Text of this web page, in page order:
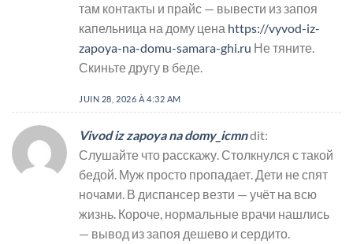
там контакты и прайс — вывести из запоя
капельница на дому цена https://vyvod-iz-
zapoya-na-domu-samara-ghi.ru Не тяните.
Скиньте другу в беде.
JUIN 28, 2026 À 4:32 AM
Vivod iz zapoya na domy_icmndit:
Слушайте что расскажу. Столкнулся с такой
бедой. Муж просто пропадает. Дети не спят
ночами. В диспансер везти — учёт на всю
жизнь. Короче, нормальные врачи нашлись
— вывод из запоя дешево и сердито.